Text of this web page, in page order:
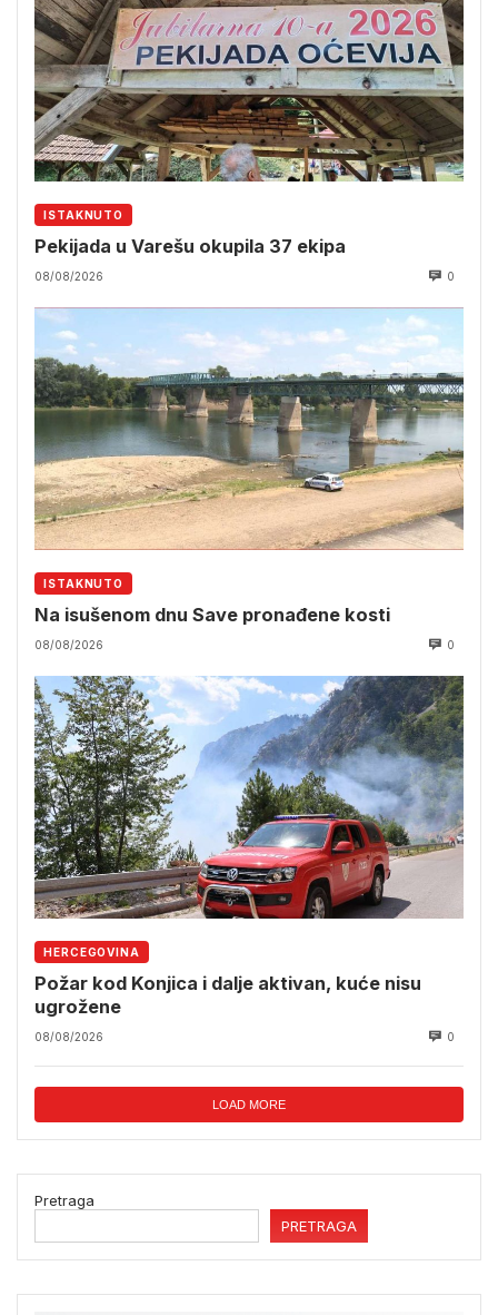
ISTAKNUTO
Pekijada u Varešu okupila 37 ekipa
08/08/2026 0
ISTAKNUTO
Na isušenom dnu Save pronađene kosti
08/08/2026 0
HERCEGOVINA
Požar kod Konjica i dalje aktivan, kuće nisu
ugrožene
08/08/2026 0
LOAD MORE
Pretraga
PRETRAGA